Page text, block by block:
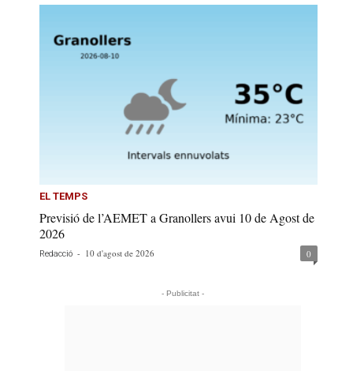
EL TEMPS
Previsió de l’AEMET a Granollers avui 10 de Agost de
2026
Redacció - 10 d'agost de 2026 0
- Publicitat -